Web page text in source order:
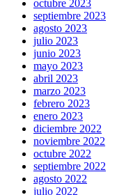
octubre 2023
septiembre 2023
agosto 2023
julio 2023
junio 2023
mayo 2023
abril 2023
marzo 2023
febrero 2023
enero 2023
diciembre 2022
noviembre 2022
octubre 2022
septiembre 2022
agosto 2022
julio 2022